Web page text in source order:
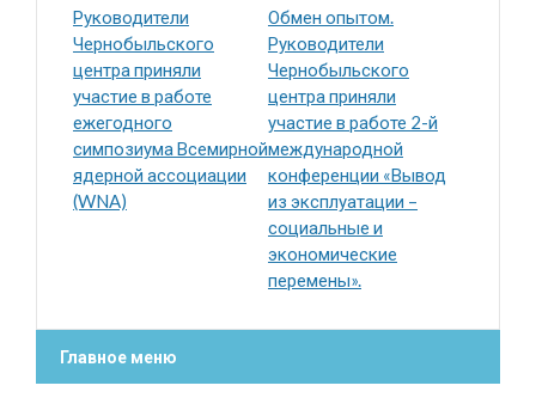
Руководители
Чернобыльского
центра приняли
участие в работе
ежегодного
симпозиума Всемирной
ядерной ассоциации
(WNA)
Обмен опытом.
Руководители
Чернобыльского
центра приняли
участие в работе 2-й
международной
конференции «Вывод
из эксплуатации –
социальные и
экономические
перемены».
Главное меню